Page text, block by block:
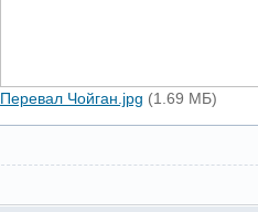
Перевал Чойган.jpg (1.69 МБ)